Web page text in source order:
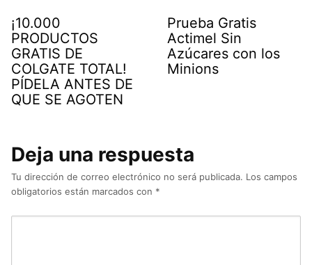
¡10.000
PRODUCTOS
GRATIS DE
COLGATE TOTAL!
PÍDELA ANTES DE
QUE SE AGOTEN
Prueba Gratis
Actimel Sin
Azúcares con los
Minions
Deja una respuesta
Tu dirección de correo electrónico no será publicada. Los campos
obligatorios están marcados con *